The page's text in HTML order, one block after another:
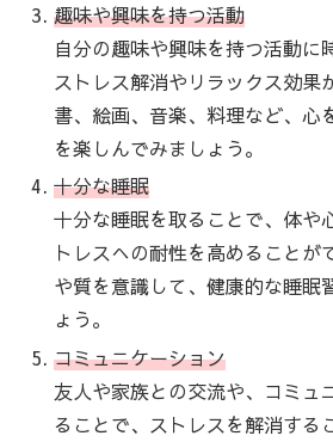
趣味や興味を持つ活動
自分の趣味や興味を持つ活動に
ストレス解消やリラックス効果
書、絵画、音楽、料理など、心
を楽しんでみましょう。
十分な睡眠
十分な睡眠を取ることで、体や
トレスへの耐性を高めることが
や質を意識して、健康的な睡眠
ょう。
コミュニケーション
友人や家族との交流や、コミュ
ることで、ストレスを解消する